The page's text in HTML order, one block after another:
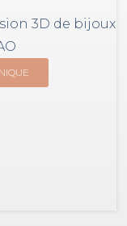
3D de bijoux